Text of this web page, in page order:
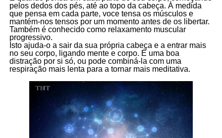
pelos dedos dos pés, até ao topo da cabeça. À medida
que pensa em cada parte, voce tensa os músculos e
mantém-nos tensos por um momento antes de os libertar.
Também é conhecido como relaxamento muscular
progressivo.
Isto ajuda-o a sair da sua própria cabeça e a entrar mais
no seu corpo, ligando mente e corpo. É uma boa
distração por si só, ou pode combiná-la com uma
respiração mais lenta para a tornar mais meditativa.